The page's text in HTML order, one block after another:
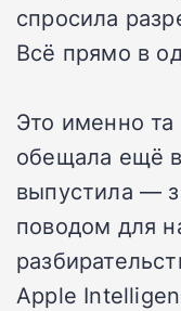
спросила
Всё прямо в
Это именно
обещала ещё
выпустила —
поводом для
Apple